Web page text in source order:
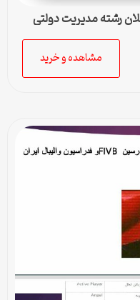
رشته مدیریت دولتی
مشاهده و خرید